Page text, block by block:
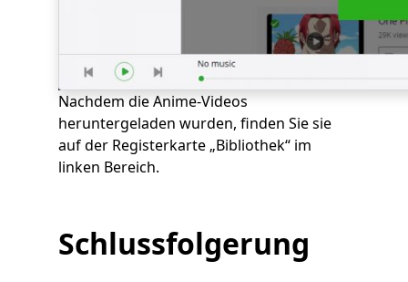
Nachdem die Anime-Videos
heruntergeladen wurden, finden Sie sie
auf der Registerkarte „Bibliothek“ im
linken Bereich.
Schlussfolgerung